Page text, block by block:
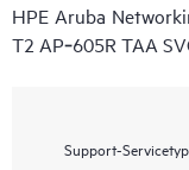
HPE Aruba
T2 AP‑605R TAA
Support-Servicetyp